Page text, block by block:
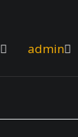
admin